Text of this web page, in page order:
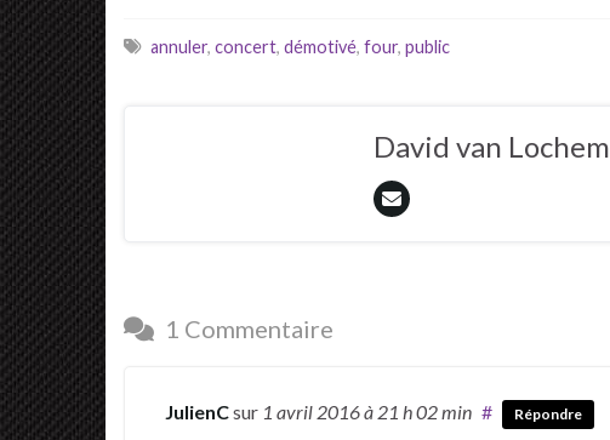
annuler, concert, démotivé, four, public
David van Lochem
1 Commentaire
JulienCsur 1 avril 2016à 21 h 02 min # Répondre